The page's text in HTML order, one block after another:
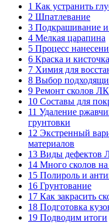
1 Как устранить
2 Шпатлевание
3 Подкрашивание
4 Мелкая царапина
5 Процесс
6 Краска и
7 Химия для
8 Выбор
9 Ремонт сколов
10 Составы для
11 Удаление
грунтовки
12 Экстренный
материалов
13 Виды дефектов
14 Много сколов
15 Полироль и
16 Грунтование
17 Как закрасить
18 Подготовка
19 Подводим итоги